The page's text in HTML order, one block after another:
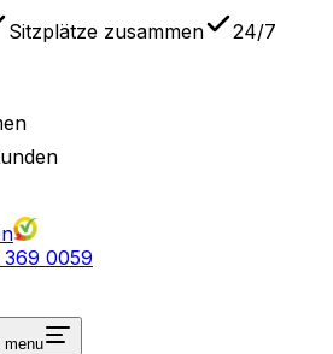
Sitzplätze zusammen
24/7
369 0059
menu